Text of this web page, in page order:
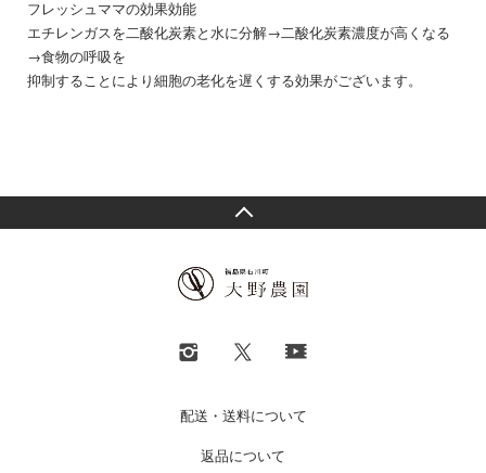
フレッシュママの効果効能
エチレンガスを二酸化炭素と水に分解→二酸化炭素濃度が高くなる
→食物の呼吸を
抑制することにより細胞の老化を遅くする効果がございます。
配送・送料について
返品について